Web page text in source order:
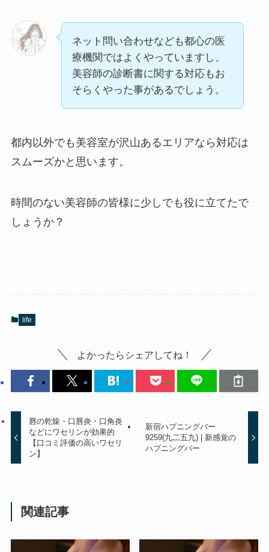
ネット問い合わせなども都心の医
療機関ではよくやっていますし、
美容師の診断書に関する対応もお
そらくやった事があるでしょう。
都内以外でも美容室が沢山あるエリアなら対応は
スムーズかと思います。
時間のない美容師の皆様に少しでも役に立てたで
しょうか？
life
よかったらシェアしてね！
唇の乾燥・口唇炎・口角炎
などにワセリンが効果的
【口コミ評価の高いワセリ
ン】
新宿ハプニングバー
9259(九二五九) | 新感覚の
ハプニングバー
関連記事